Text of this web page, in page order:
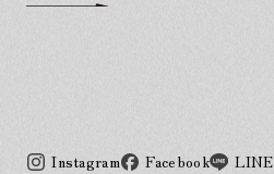
Instagram Facebook LINE